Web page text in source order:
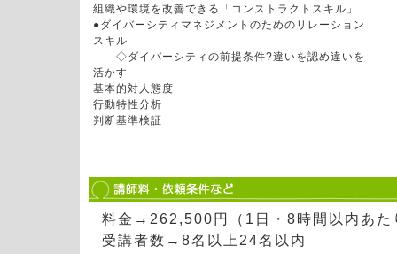
組織や環境を改善できる「コンストラクトスキル」
●ダイバーシティマネジメントのためのリレーション
スキル
◇ダイバーシティの前提条件?違いを認め違いを
活かす
基本的対人態度
行動特性分析
判断基準検証
料金→262,500円（1日・8時間以内あた
受講者数→8名以上24名以内